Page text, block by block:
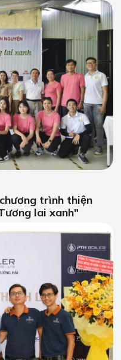
mai toàn cầu. Cùng
bài viết chi tiết sau.
trình thiện
lai xanh"